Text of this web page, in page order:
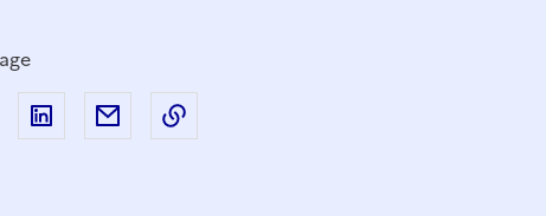
sur Facebook
Partager sur Twitter
Partager sur LinkedIn
Partager par email